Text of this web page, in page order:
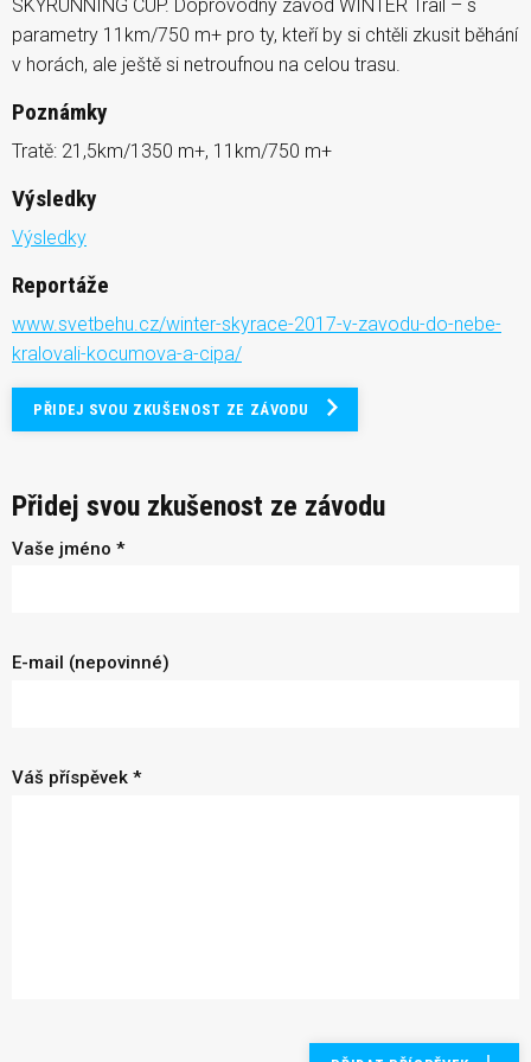
SKYRUNNING CUP. Doprovodný závod WINTER Trail – s
parametry 11km/750 m+ pro ty, kteří by si chtěli zkusit běhání
v horách, ale ještě si netroufnou na celou trasu.
Poznámky
Tratě: 21,5km/1350 m+, 11km/750 m+
Výsledky
Výsledky
Reportáže
www.svetbehu.cz/winter-skyrace-2017-v-zavodu-do-nebe-
kralovali-kocumova-a-cipa/
PŘIDEJ SVOU ZKUŠENOST ZE ZÁVODU
Přidej svou zkušenost ze závodu
Vaše jméno *
E-mail (nepovinné)
Váš příspěvek *